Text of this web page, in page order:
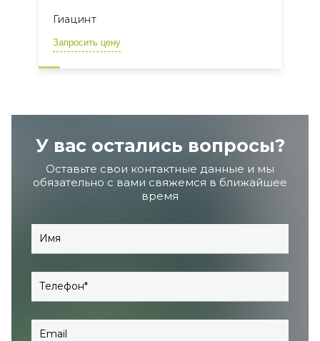
Гиацинт
Запросить цену
У вас остались вопросы?
Оставьте свои контактные данные и мы
обязательно с вами свяжемся в ближайшее
время
Имя
Телефон
Email